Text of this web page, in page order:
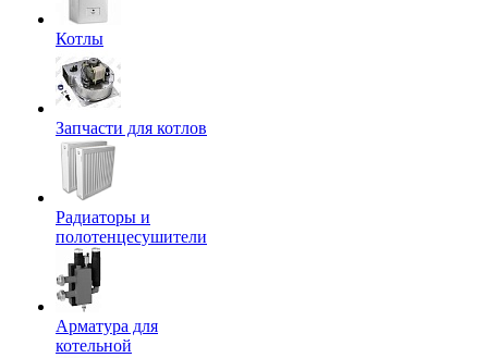
Котлы
Запчасти для котлов
Радиаторы и
полотенцесушители
Арматура для
котельной